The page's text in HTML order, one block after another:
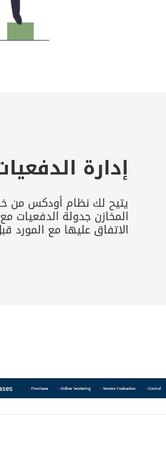
إدارة
يتيح لك نظام أودكس من
المخازن جدولة الدفعيات
الاتفاق عليها مع المورد